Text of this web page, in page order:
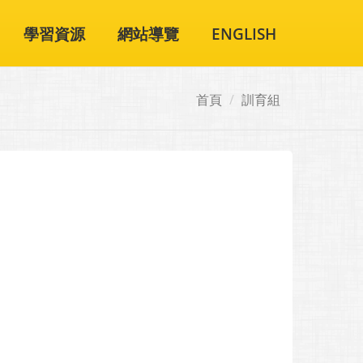
學習資源 網站導覽 ENGLISH
首頁 訓育組